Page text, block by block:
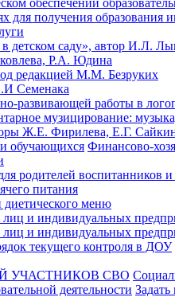
обеспечении
для получения
детском саду», автор И.Л.
Р.А. Юдина
редакцией М.М. Безруких
Семенака
развивающей работы в
музицирование:
Ж.Е. Фирилева, Е.Г.
обучающихся Финансово-
родителей воспитанников
питания
меню
и индивидуальных
и индивидуальных
текущего контроля в ДОУ
УЧАСТНИКОВ СВО
деятельности Задать